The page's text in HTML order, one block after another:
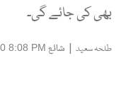
بھی کی جائے گی۔
طلحہ سعید | شائع 8:08 PM